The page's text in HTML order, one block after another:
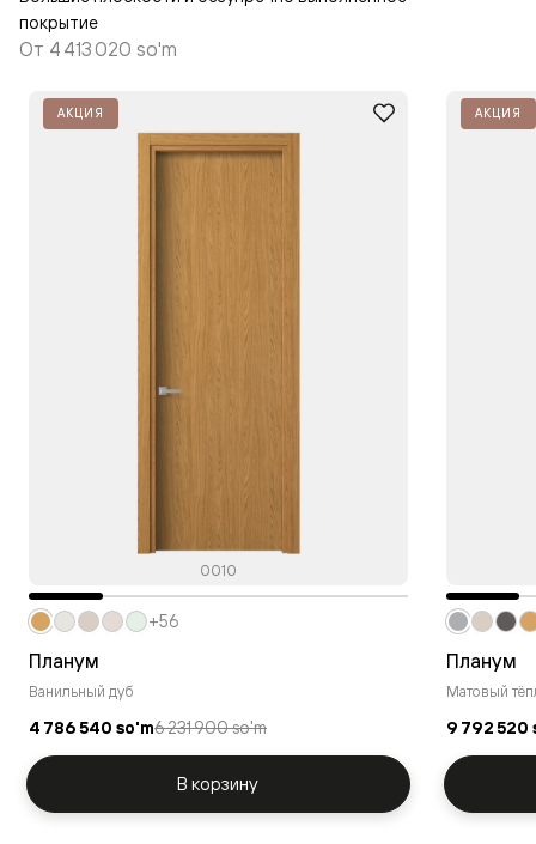
покрытие
От 4 413 020 so'm
АКЦИЯ
0010
Планум
Ванильный дуб
4 786 540 so'm6 231 900 so'm
+56
В корзину
АКЦИЯ
Планум
Матовый
9 792 520